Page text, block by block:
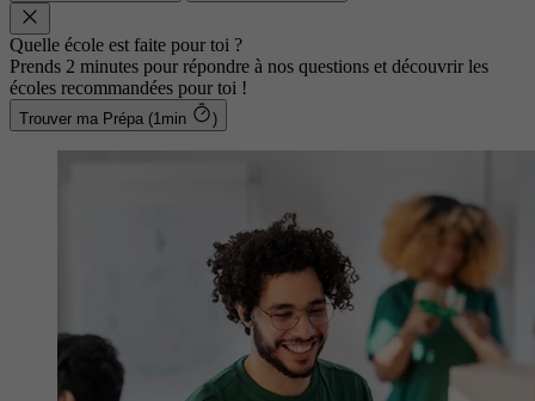
Quelle école est faite pour toi ?
Prends 2 minutes pour répondre à nos questions et découvrir les
écoles recommandées pour toi !
Trouver ma Prépa (1min )